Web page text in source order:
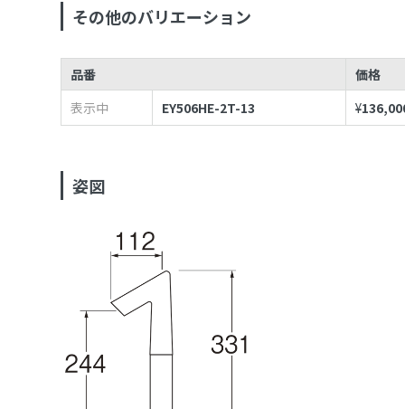
その他のバリエーション
品番
価格
表示中
EY506HE-2T-13 ¥
姿図